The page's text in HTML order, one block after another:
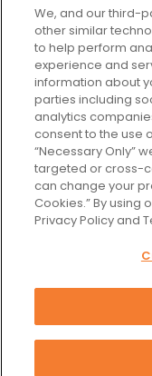
Centro
Servicio al
Ayuda
Políticas de
Términos de
El Super Survey
Customize
No vender
We, and our third-
other similar
to help perform
experience and
information about
parties including
analytics
consent to the use
“Necessary Only”
targeted or cross-
can change your
Cookies.” By using
Privacy Policy and